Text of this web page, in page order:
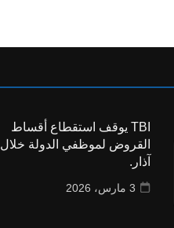
TBI يوقف استقطاع أقساط
القروض لموظفي الدولة خلال
آذار.
3 مارس، 2026